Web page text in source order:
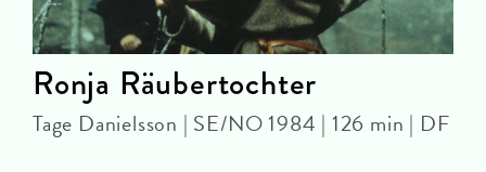
Ronja Räubertochter
Tage Danielsson | SE/NO 1984 | 126 min | DF